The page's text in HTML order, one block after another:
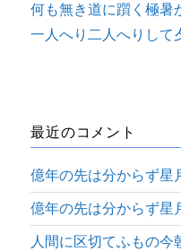
何も無き道に躓く極暑
一人へり二人へりして
最近のコメント
億年の先は分からず星
億年の先は分からず星
人間に区切てふもの今